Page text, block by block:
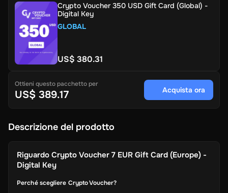
Crypto Voucher 350 USD Gift Card (Global) -
Digital Key
GLOBAL
US$ 380.31
Ottieni questo pacchetto per
US$ 389.17 Acquista ora
Descrizione del prodotto
Riguardo Crypto Voucher 7 EUR Gift Card (Europe) -
Digital Key
Perché scegliere Crypto Voucher?